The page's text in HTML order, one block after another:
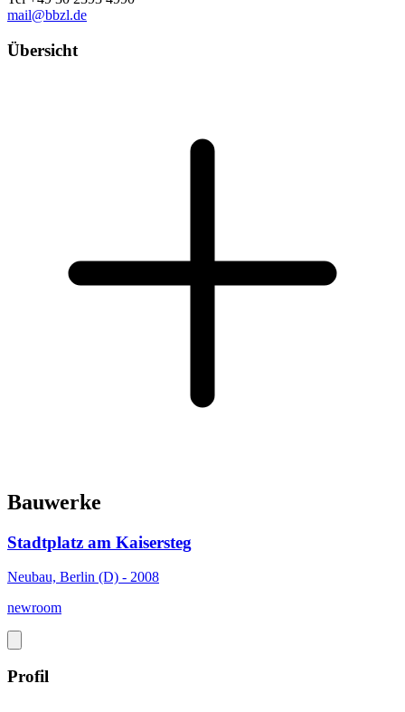
mail@bbzl.de
Übersicht
Bauwerke
Stadtplatz am Kaisersteg
Neubau, Berlin (D) - 2008
newroom
Profil